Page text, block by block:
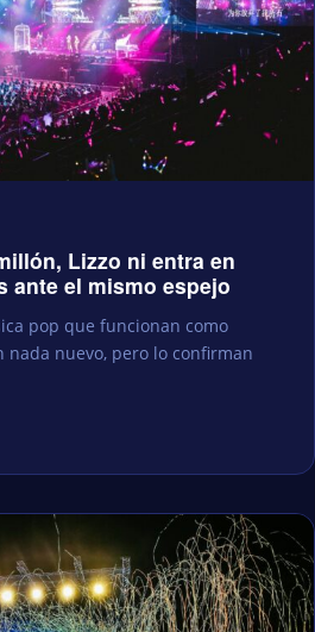
Lizzo ni entra en
ante el mismo espejo
pop que funcionan como
nada nuevo, pero lo confirman